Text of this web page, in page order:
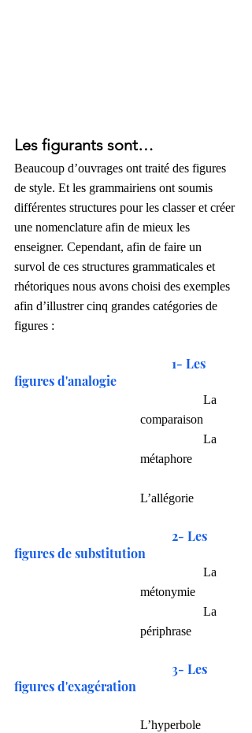
Les figurants sont…
Beaucoup d’ouvrages ont traité des figures
de style. Et les grammairiens ont soumis
différentes structures pour les classer et créer
une nomenclature afin de mieux les
enseigner. Cependant, afin de faire un
survol de ces structures grammaticales et
rhétoriques nous avons choisi des exemples
afin d’illustrer cinq grandes catégories de
figures :
1- Les
figures d'analogie
comparaison
métaphore
L’allégorie
2- Les
figures de substitution
métonymie
périphrase
3- Les
figures d'exagération
L’hyperbole